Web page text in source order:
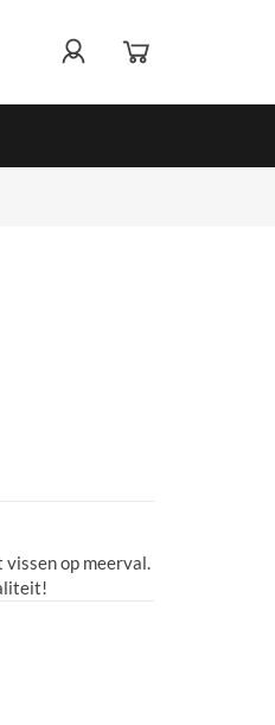
op meerval.